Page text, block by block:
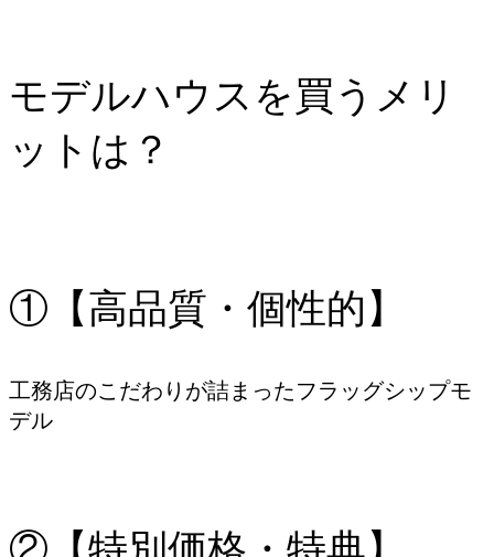
モデルハウスを買うメリ
ットは？
①【高品質・個性的】
工務店のこだわりが詰まったフラッグシップモ
デル